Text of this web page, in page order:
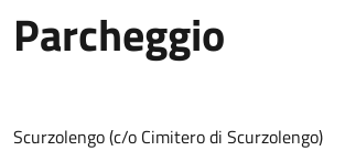
Parcheggio
Scurzolengo (c/o Cimitero di Scurzolengo)